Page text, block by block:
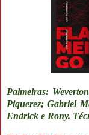
Palmeiras:
Piquerez; Gabriel
Endrick e Rony.